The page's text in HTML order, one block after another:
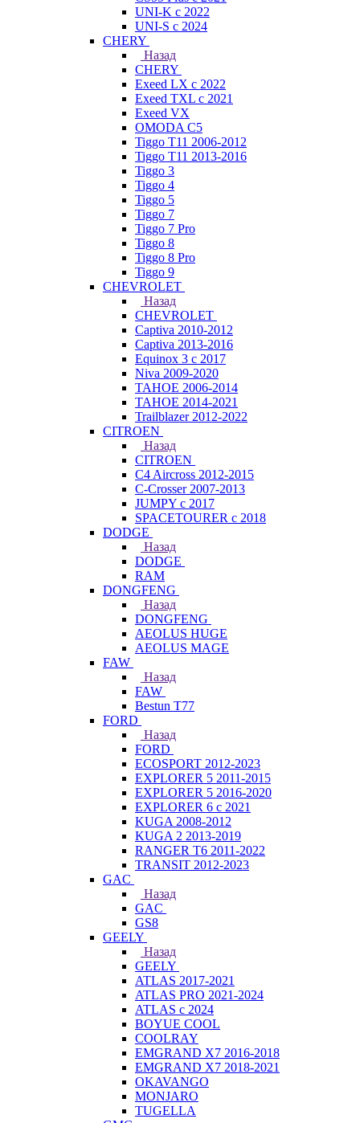
UNI-K с 2022
UNI-S с 2024
CHERY
Назад
CHERY
Exeed LX с 2022
Exeed TXL с 2021
Exeed VX
OMODA C5
Tiggo T11 2006-2012
Tiggo T11 2013-2016
Tiggo 3
Tiggo 4
Tiggo 5
Tiggo 7
Tiggo 7 Pro
Tiggo 8
Tiggo 8 Pro
Tiggo 9
CHEVROLET
Назад
CHEVROLET
Captiva 2010-2012
Captiva 2013-2016
Equinox 3 с 2017
Niva 2009-2020
TAHOE 2006-2014
TAHOE 2014-2021
Trailblazer 2012-2022
CITROEN
Назад
CITROEN
C4 Aircross 2012-2015
C-Crosser 2007-2013
JUMPY с 2017
SPACETOURER с 2018
DODGE
Назад
DODGE
RAM
DONGFENG
Назад
DONGFENG
AEOLUS HUGE
AEOLUS MAGE
FAW
Назад
FAW
Bestun T77
FORD
Назад
FORD
ECOSPORT 2012-2023
EXPLORER 5 2011-2015
EXPLORER 5 2016-2020
EXPLORER 6 с 2021
KUGA 2008-2012
KUGA 2 2013-2019
RANGER T6 2011-2022
TRANSIT 2012-2023
GAC
Назад
GAC
GS8
GEELY
Назад
GEELY
ATLAS 2017-2021
ATLAS PRO 2021-2024
ATLAS с 2024
BOYUE COOL
COOLRAY
EMGRAND X7 2016-2018
EMGRAND X7 2018-2021
OKAVANGO
MONJARO
TUGELLA